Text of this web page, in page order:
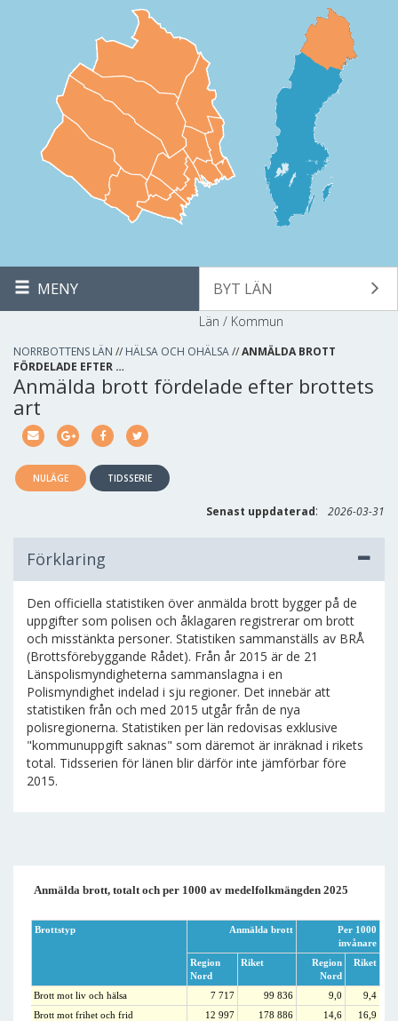
MENY BYT LÄN
Län / Kommun
NORRBOTTENS LÄN // HÄLSA OCH OHÄLSA//ANMÄLDA BROTT
FÖRDELADE EFTER …
Anmälda brott fördelade efter brottets
art
NULÄGE TIDSSERIE
Senast uppdaterad: 2026-03-31
Förklaring
Den officiella statistiken över anmälda brott bygger på de
uppgifter som polisen och åklagaren registrerar om brott
och misstänkta personer. Statistiken sammanställs av BRÅ
(Brottsförebyggande Rådet). Från år 2015 är de 21
Länspolismyndigheterna sammanslagna i en
Polismyndighet indelad i sju regioner. Det innebär att
statistiken från och med 2015 utgår från de nya
polisregionerna. Statistiken per län redovisas exklusive
"kommunuppgift saknas" som däremot är inräknad i rikets
total. Tidsserien för länen blir därför inte jämförbar före
2015.
Anmälda brott, totalt och per 1000 av medelfolkmängden 2025
Brottstyp Anmälda brott
Per 1000
invånare
Region
Nord
Riket
Region
Nord
Riket
Brott mot liv och hälsa 7 717 99 836 9,0
9,4
Brott mot frihet och frid
12 997 178 886 14,6
16,9